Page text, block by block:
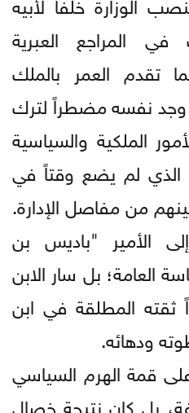
المراجع العبرية
تقدم العمر بالملك
نفسه مضطراً لترك
الملكية والسياسية
الذي لم يضع وقتاً في
من مفاصل الإدارة.
الأمير "باديس بن
العامة؛ بل سار الابن
المطلقة في ابن
ودهائه.
قمة الهرم السياسي
بل كان نتيجة خصال